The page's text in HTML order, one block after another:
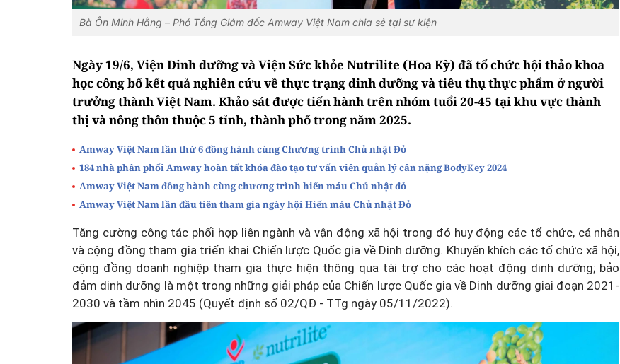
Bà Ôn Minh Hằng – Phó Tổng Giám đốc Amway Việt Nam chia sẻ tại sự kiện
Ngày 19/6, Viện Dinh dưỡng và Viện Sức khỏe Nutrilite (Hoa Kỳ) đã tổ chức hội thảo khoa
học công bố kết quả nghiên cứu về thực trạng dinh dưỡng và tiêu thụ thực phẩm ở người
trưởng thành Việt Nam. Khảo sát được tiến hành trên nhóm tuổi 20-45 tại khu vực thành
thị và nông thôn thuộc 5 tỉnh, thành phố trong năm 2025.
Amway Việt Nam lần thứ 6 đồng hành cùng Chương trình Chủ nhật Đỏ
184 nhà phân phối Amway hoàn tất khóa đào tạo tư vấn viên quản lý cân nặng BodyKey 2024
Amway Việt Nam đồng hành cùng chương trình hiến máu Chủ nhật đỏ
Amway Việt Nam lần đầu tiên tham gia ngày hội Hiến máu Chủ nhật Đỏ
Tăng cường công tác phối hợp liên ngành và vận động xã hội trong đó huy động các tổ chức, cá nhân
và cộng đồng tham gia triển khai Chiến lược Quốc gia về Dinh dưỡng. Khuyến khích các tổ chức xã hội,
cộng đồng doanh nghiệp tham gia thực hiện thông qua tài trợ cho các hoạt động dinh dưỡng; bảo
đảm dinh dưỡng là một trong những giải pháp của Chiến lược Quốc gia về Dinh dưỡng giai đoạn 2021-
2030 và tầm nhìn 2045 (Quyết định số 02/QĐ - TTg ngày 05/11/2022).